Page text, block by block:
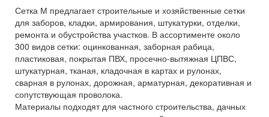
Сетка М предлагает строительные и хозяйственные сетки
для заборов, кладки, армирования, штукатурки, отделки,
ремонта и обустройства участков. В ассортименте около
300 видов сетки: оцинкованная, заборная рабица,
пластиковая, покрытая ПВХ, просечно-вытяжная ЦПВС,
штукатурная, тканая, кладочная в картах и рулонах,
сварная в рулонах, дорожная, арматурная, декоративная и
сопутствующая проволока.
Материалы подходят для частного строительства, дачных